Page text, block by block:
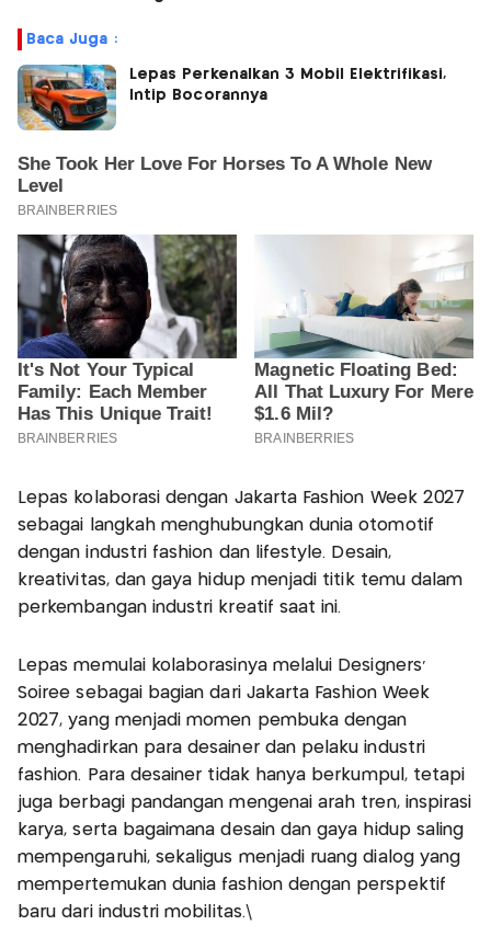
Baca Juga :
Lepas Perkenalkan 3 Mobil Elektrifikasi,
Intip Bocorannya
Lepas kolaborasi dengan Jakarta Fashion Week 2027
sebagai langkah menghubungkan dunia otomotif
dengan industri fashion dan lifestyle. Desain,
kreativitas, dan gaya hidup menjadi titik temu dalam
perkembangan industri kreatif saat ini.
Lepas memulai kolaborasinya melalui Designers’
Soirée sebagai bagian dari Jakarta Fashion Week
2027, yang menjadi momen pembuka dengan
menghadirkan para desainer dan pelaku industri
fashion. Para desainer tidak hanya berkumpul, tetapi
juga berbagi pandangan mengenai arah tren, inspirasi
karya, serta bagaimana desain dan gaya hidup saling
mempengaruhi, sekaligus menjadi ruang dialog yang
mempertemukan dunia fashion dengan perspektif
baru dari industri mobilitas.\